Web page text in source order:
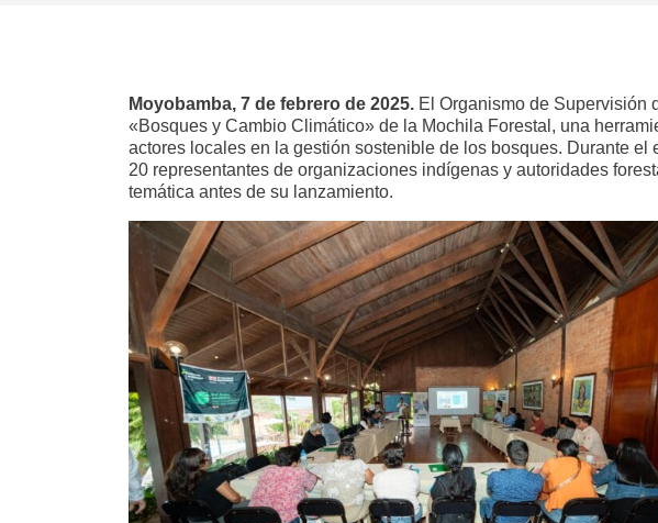
Moyobamba, 7 de febrero de 2025. El Organismo de Supervisión
«Bosques y Cambio Climático» de la Mochila Forestal, una
actores locales en la gestión sostenible de los bosques. Durante
20 representantes de organizaciones indígenas y autoridades
temática antes de su lanzamiento.